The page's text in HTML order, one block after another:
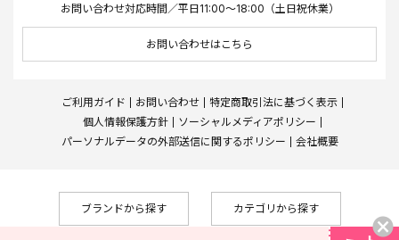
お問い合わせ対応時間／平日11:00～18:00（土日祝休業）
お問い合わせはこちら
ご利用ガイド お問い合わせ
特定商取引法に基づく表示
個人情報保護方針
ソーシャルメディアポリシー
パーソナルデータの外部送信に関するポリシー
会社概要
ブランドから探す カテゴリから探す